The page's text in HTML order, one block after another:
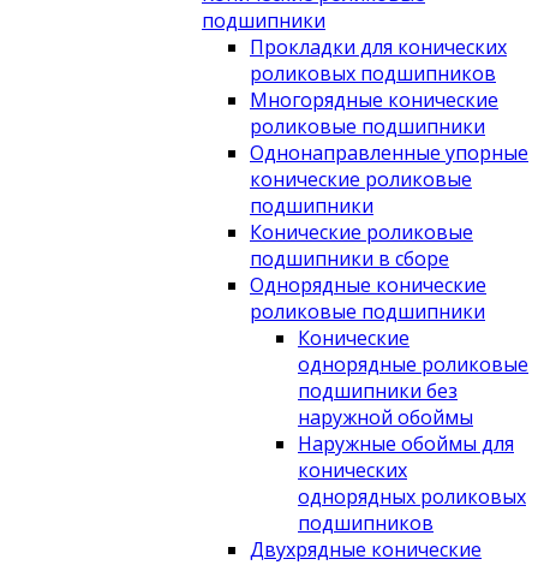
подшипники
Прокладки для конических
роликовых подшипников
Многорядные конические
роликовые подшипники
Однонаправленные упорные
конические роликовые
подшипники
Конические роликовые
подшипники в сборе
Однорядные конические
роликовые подшипники
Конические
однорядные роликовые
подшипники без
наружной обоймы
Наружные обоймы для
конических
однорядных роликовых
подшипников
Двухрядные конические